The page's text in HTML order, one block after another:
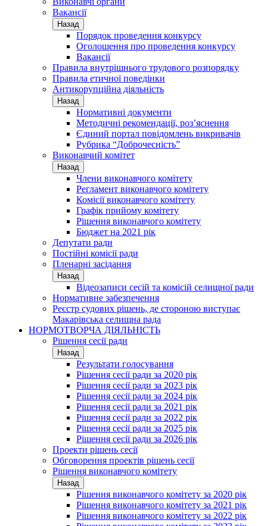
Вакансії
Назад
Порядок проведення конкурсу
Оголошення про проведення конкурсу
Вакансії
Правила внутрішнього трудового розпорядку
Правила етичної поведінки
Антикорупційна діяльність
Назад
Нормативні документи
Методичні рекомендації, роз’яснення
Єдиний портал повідомлень викривачів
Рубрика “Доброчесність”
Виконавчий комітет
Назад
Члени виконавчого комітету
Регламент виконавчого комітету
Комісії виконавчого комітету
Графік прийому комітету
Рішення виконавчого комітету
Бюджет на 2021 рік
Депутати ради
Постійні комісії ради
Пленарні засідання
Назад
Відеозаписи сесій та комісій селищної ради
Нормативне забезпечення
Реєстр судових рішень, де стороною виступає
Макарівська селищна рада
НОРМОТВОРЧА ДІЯЛЬНІСТЬ
Рішення сесії ради
Назад
Результати голосування
Рішення сесії ради за 2020 рік
Рішення сесії ради за 2023 рік
Рішення сесії ради за 2024 рік
Рішення сесії ради за 2021 рік
Рішення сесії ради за 2022 рік
Рішення сесії ради за 2025 рік
Рішення сесії ради за 2026 рік
Проекти рішень сесії
Обговорення проектів рішень сесії
Рішення виконавчого комітету
Назад
Рішення виконавчого комітету за 2020 рік
Рішення виконавчого комітету за 2021 рік
Рішення виконавчого комітету за 2022 рік